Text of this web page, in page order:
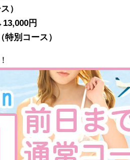
）
13,000円
特別コース）